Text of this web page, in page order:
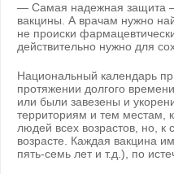
— Самая надежная защита —
вакцины. А врачам нужно
не происки
действительно нужно для
Национальный календарь
протяжении долгого
или были завезены и
территориям и тем местам,
людей всех возрастов, но,
возрасте. Каждая вакцина
пять-семь лет и т.д.), по